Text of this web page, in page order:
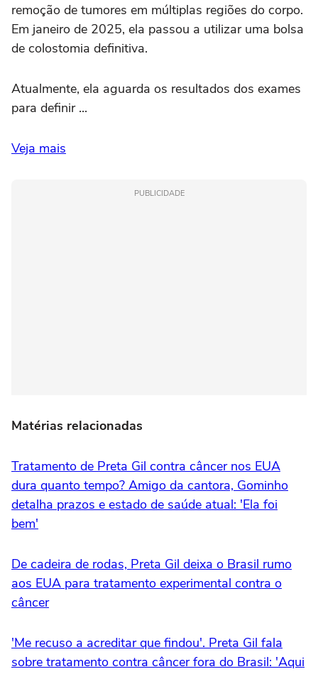
remoção de tumores em múltiplas regiões do corpo.
Em janeiro de 2025, ela passou a utilizar uma bolsa
de colostomia definitiva.
Atualmente, ela aguarda os resultados dos exames
para definir ...
Veja mais
PUBLICIDADE
Matérias relacionadas
Tratamento de Preta Gil contra câncer nos EUA
dura quanto tempo? Amigo da cantora, Gominho
detalha prazos e estado de saúde atual: 'Ela foi
bem'
De cadeira de rodas, Preta Gil deixa o Brasil rumo
aos EUA para tratamento experimental contra o
câncer
'Me recuso a acreditar que findou'. Preta Gil fala
sobre tratamento contra câncer fora do Brasil: 'Aqui